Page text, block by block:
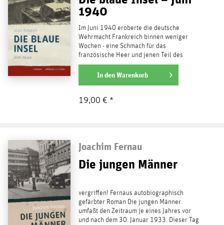
1940
Im Juni 1940 eroberte die deutsche
Wehrmacht Frankreich binnen weniger
Wochen - eine Schmach für das
französische Heer und jenen Teil des
Volkes, den man noch an der Ehre packen...
weiterlesen
In denWarenkorb
19,00 € *
Joachim Fernau
Die jungen Männer
vergriffen! Fernaus autobiographisch
gefärbter Roman Die jungen Männer
umfaßt den Zeitraum je eines Jahres vor
und nach dem 30. Januar 1933. Dieser Tag